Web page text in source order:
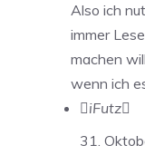
Also ich
immer
machen
wenn ich
iFutz
31.